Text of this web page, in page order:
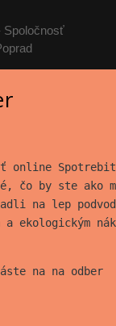
Spoločnosť
online
čo by ste ako
na lep
ekologickým
na na odber